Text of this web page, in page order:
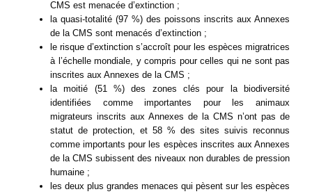
CMS est menacée d’extinction ;
la quasi-totalité (97 %) des poissons inscrits aux Annexes
de la CMS sont menacés d’extinction ;
le risque d’extinction s’accroît pour les espèces migratrices
à l’échelle mondiale, y compris pour celles qui ne sont pas
inscrites aux Annexes de la CMS ;
la moitié (51 %) des zones clés pour la biodiversité
identifiées comme importantes pour les animaux
migrateurs inscrits aux Annexes de la CMS n’ont pas de
statut de protection, et 58 % des sites suivis reconnus
comme importants pour les espèces inscrites aux Annexes
de la CMS subissent des niveaux non durables de pression
humaine ;
les deux plus grandes menaces qui pèsent sur les espèces